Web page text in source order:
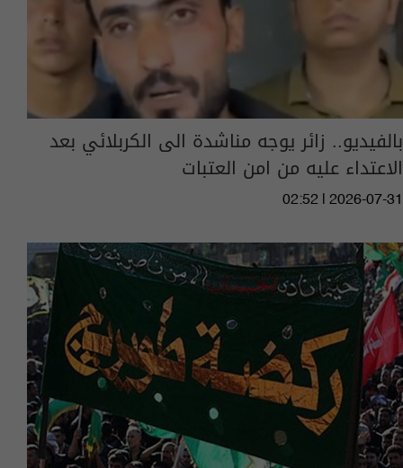
بالفيديو.. زائر يوجه مناشدة الى الكربلائي بعد
الاعتداء عليه من امن العتبات
02:52 | 2026-07-31